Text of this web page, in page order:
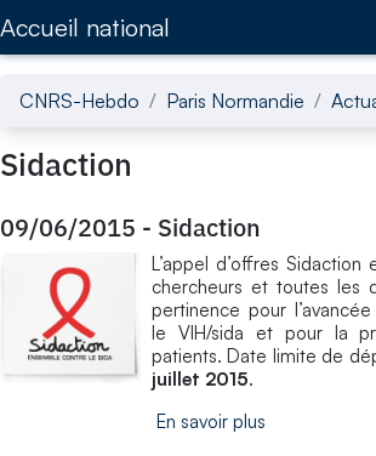
Accueil national
CNRS-Hebdo Paris Normandie
Sidaction
09/06/2015 - Sidaction
L’appel d’offres
chercheurs et toutes les
pertinence pour
le VIH/sida et pour la
patients. Date limite de
juillet 2015.
En savoir plus